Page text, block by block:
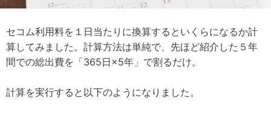
セコム利用料を１日当たりに換算するといくらになるか計
算してみました。計算方法は単純で、先ほど紹介した５年
間での総出費を「365日×5年」で割るだけ。
計算を実行すると以下のようになりました。